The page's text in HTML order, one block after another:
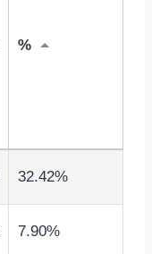
%
32.42%
7.90%